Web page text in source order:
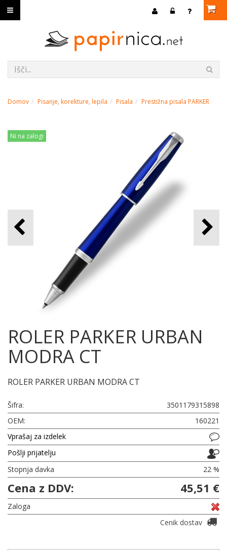
Domov Pisanje, korekture, lepila Pisala Prestižna pisala PARKER
Ni na zalogi
ROLER PARKER URBAN
MODRA CT
ROLER PARKER URBAN MODRA CT
Šifra:
3501179315898
OEM:
160221
Vprašaj za izdelek
Pošlji prijatelju
Stopnja davka
22 %
Cena z DDV: 45,51 €
Zaloga
Cenik dostav